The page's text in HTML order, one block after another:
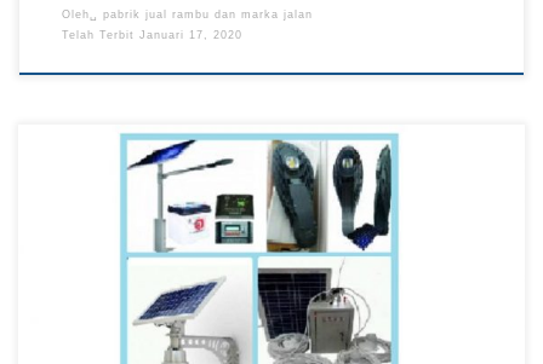
Oleh␣ pabrik jual rambu dan marka jalan
Telah Terbit Januari 17, 2020
Kami adalah pabrik yang menjual Penerangan Jalan Umum di
Surabaya berkualitas dengan harga yang murah.. Lampu jalan
atau dikenal juga sebagai Penerangan Jalan Umum (PJU)
adalah lampu yang digunakan untuk penerangan jalan dimalam
hari sehingga mempermudah pejalan kaki, pesepeda dan
pengendara kendaraan dapat melihat dengan lebih jelas
jalan/medan yang akan […]